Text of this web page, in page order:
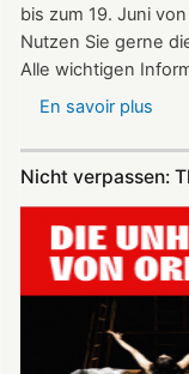
bis zum 19. Juni
Nutzen Sie gerne
Alle wichtigen
En savoir plus
4.
Nicht verpassen: